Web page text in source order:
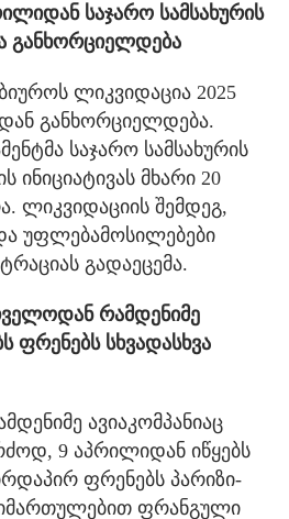
საჯარო სამსახურის
განხორციელდება
ლიკვიდაცია 2025
განხორციელდება.
საჯარო სამსახურის
ინიციატივას მხარი 20
ლიკვიდაციის შემდეგ,
უფლებამოსილებები
გადაეცემა.
რამდენიმე
ფრენებს სხვადასხვა
ავიაკომპანიაც
9 აპრილიდან იწყებს
ფრენებს პარიზი-
ფრანგული